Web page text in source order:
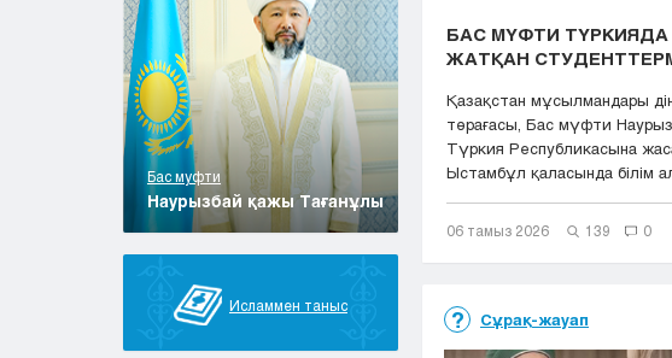
Бас муфти
Наурызбай қажы Тағанұлы
Исламмен таныс
БАС МҮФТИ ТҮРКИЯДА
ЖАТҚАН
Қазақстан мұсылмандары
төрағасы, Бас мүфти
Түркия Республикасына
Ыстамбұл қаласында білім
06 тамыз 2026 139 0
Сұрақ-жауап